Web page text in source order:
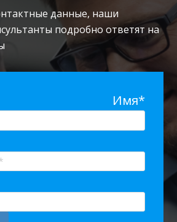
данные, наши
подробно ответят на
Имя*